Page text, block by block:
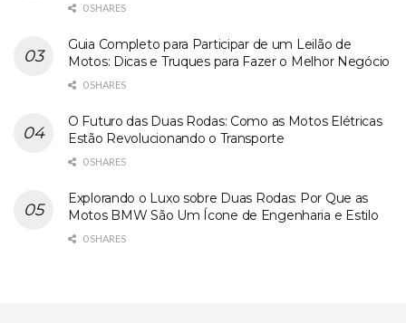
0 SHARES
Guia Completo para Participar de um Leilão de
Motos: Dicas e Truques para Fazer o Melhor Negócio
0 SHARES
O Futuro das Duas Rodas: Como as Motos Elétricas
Estão Revolucionando o Transporte
0 SHARES
Explorando o Luxo sobre Duas Rodas: Por Que as
Motos BMW São Um Ícone de Engenharia e Estilo
0 SHARES